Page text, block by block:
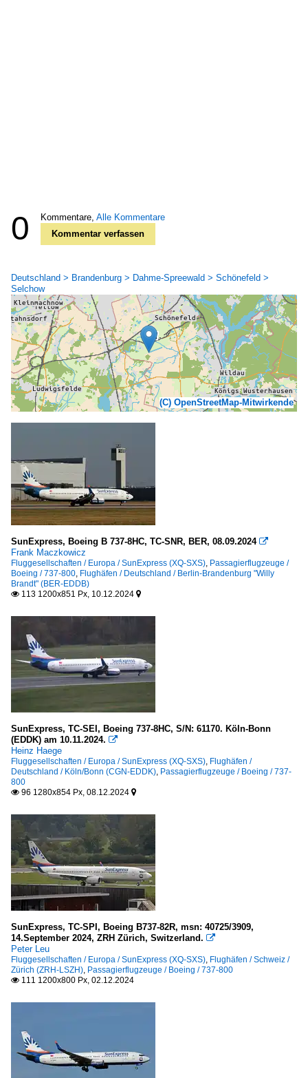
0 Kommentare, Alle Kommentare
Kommentar verfassen
Deutschland > Brandenburg > Dahme-Spreewald > Schönefeld >
Selchow
(C) OpenStreetMap-Mitwirkende
SunExpress, Boeing B 737-8HC, TC-SNR, BER, 08.09.2024 
Frank Maczkowicz
Fluggesellschaften / Europa / SunExpress (XQ-SXS), Passagierflugzeuge /
Boeing / 737-800, Flughäfen / Deutschland / Berlin-Brandenburg "Willy
Brandt" (BER-EDDB)
 113 1200x851 Px, 10.12.2024 
SunExpress, TC-SEI, Boeing 737-8HC, S/N: 61170. Köln-Bonn
(EDDK) am 10.11.2024. 
Heinz Haege
Fluggesellschaften / Europa / SunExpress (XQ-SXS), Flughäfen /
Deutschland / Köln/Bonn (CGN-EDDK), Passagierflugzeuge / Boeing / 737-
800
 96 1280x854 Px, 08.12.2024 
SunExpress, TC-SPI, Boeing B737-82R, msn: 40725/3909,
14.September 2024, ZRH Zürich, Switzerland. 
Peter Leu
Fluggesellschaften / Europa / SunExpress (XQ-SXS), Flughäfen / Schweiz /
Zürich (ZRH-LSZH), Passagierflugzeuge / Boeing / 737-800
 111 1200x800 Px, 02.12.2024